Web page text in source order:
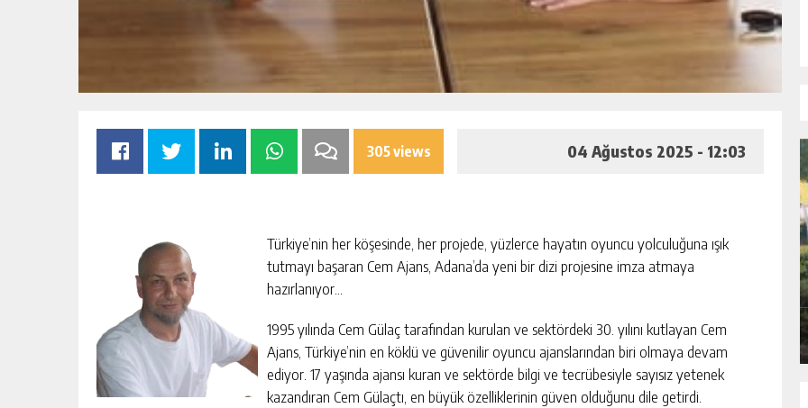
305 views 04 Ağustos 2025 - 12:03
Türkiye’nin her köşesinde, her projede, yüzlerce hayatın oyuncu yolculuğuna ışık
tutmayı başaran Cem Ajans, Adana’da yeni bir dizi projesine imza atmaya
hazırlanıyor…
1995 yılında Cem Gülaç tarafından kurulan ve sektördeki 30. yılını kutlayan Cem
Ajans, Türkiye’nin en köklü ve güvenilir oyuncu ajanslarından biri olmaya devam
ediyor. 17 yaşında ajansı kuran ve sektörde bilgi ve tecrübesiyle sayısız yetenek
kazandıran Cem Gülaçtı, en büyük özelliklerinin güven olduğunu dile getirdi.
81 İLDE ORTAK ÇAĞRI: “EŞİT VE ADİL BİR
YARGI SİSTEMİ İSTİYORUZ”
SULUCA CEZAEVI’NDE YAŞANAN
OLUMSUZLUKLAR OLDUKÇA ENDIŞE